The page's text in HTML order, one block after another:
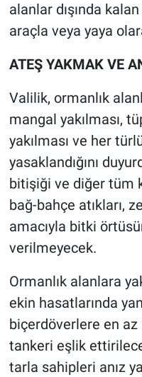
alanlar dışında
araçla veya yaya
ATEŞ YAKMAK VE
Valilik, ormanlık
mangal yakılması,
yakılması ve her
yasaklandığını
bitişiği ve diğer tüm
bağ-bahçe atıkları,
amacıyla bitki
verilmeyecek.
Ormanlık alanlara
ekin hasatlarında
biçerdöverlere en
tankeri eşlik
tarla sahipleri anız